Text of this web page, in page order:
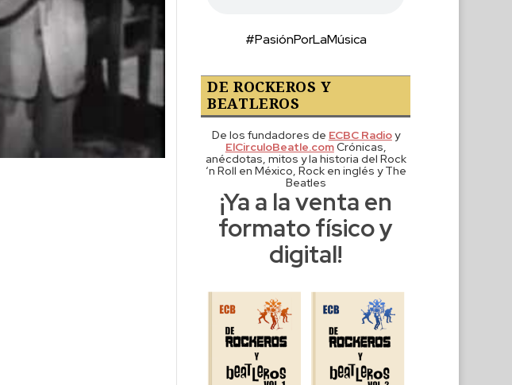
#PasiónPorLaMúsica
DE ROCKEROS Y
BEATLEROS
De los fundadores de ECBC Radioy
ElCirculoBeatle.comCrónicas,
anécdotas, mitos y la historia del Rock
‘n Roll en México, Rock en inglés y The
Beatles
¡Ya a la venta en
formato físico y
digital!